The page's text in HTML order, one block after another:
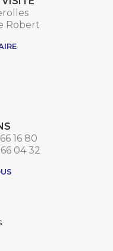
Robert
16 80
66 04 32